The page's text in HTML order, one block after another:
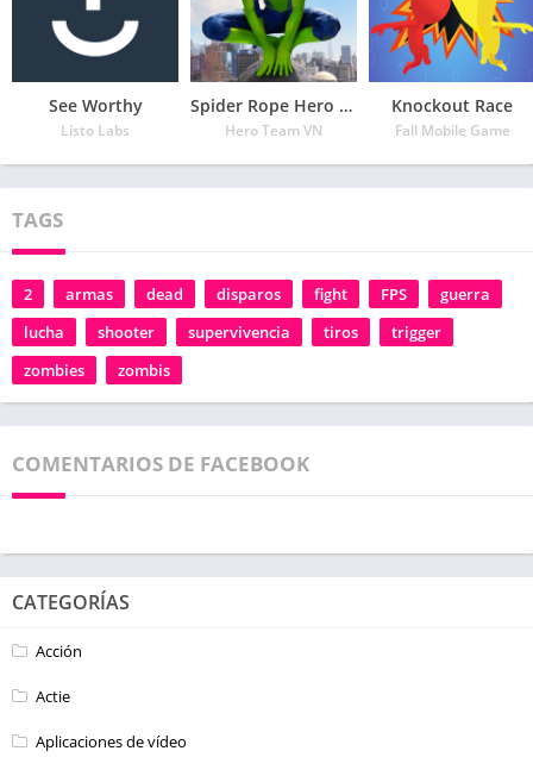
See Worthy
Listo Labs
Spider Rope Hero – Vegas Crime city
Hero Team VN
Knockout Race
Fall Mobile Game
TAGS
2 armas dead disparos fight FPS
guerra
lucha
shooter supervivencia tiros
trigger
zombies
zombis
COMENTARIOS DE FACEBOOK
CATEGORÍAS
Acción
Actie
Aplicaciones de vídeo